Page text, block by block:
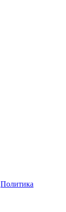
Политика